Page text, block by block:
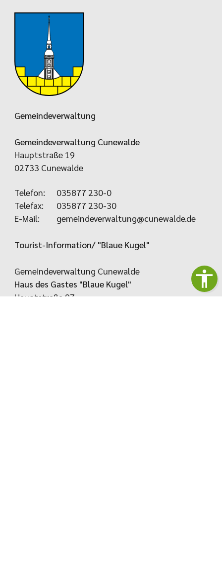
Gemeindeverwaltung
Gemeindeverwaltung Cunewalde
Hauptstraße 19
02733 Cunewalde
Telefon:
035877 230-0
Telefax:
035877 230-30
E-Mail:
gemeindeverwaltung@cunewalde.de
Tourist-Information/ "Blaue Kugel"
Gemeindeverwaltung Cunewalde
Haus des Gastes "Blaue Kugel"
Hauptstraße 97